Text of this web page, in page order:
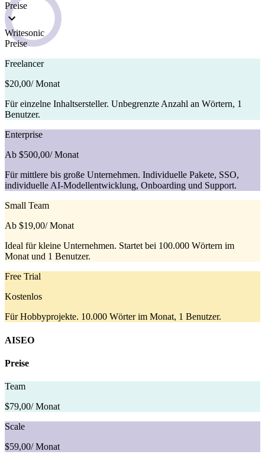
Preise
Writesonic
Preise
Freelancer
$20,00/ Monat
Für einzelne Inhaltsersteller. Unbegrenzte Anzahl an Wörtern, 1
Benutzer.
Enterprise
Ab $500,00/ Monat
Für mittlere bis große Unternehmen. Individuelle Pakete, SSO,
individuelle AI-Modellentwicklung, Onboarding und Support.
Small Team
Ab $19,00/ Monat
Ideal für kleine Unternehmen. Startet bei 100.000 Wörtern im
Monat und 1 Benutzer.
Free Trial
Kostenlos
Für Hobbyprojekte. 10.000 Wörter im Monat, 1 Benutzer.
AISEO
Preise
Team
$79,00/ Monat
Scale
$59,00/ Monat